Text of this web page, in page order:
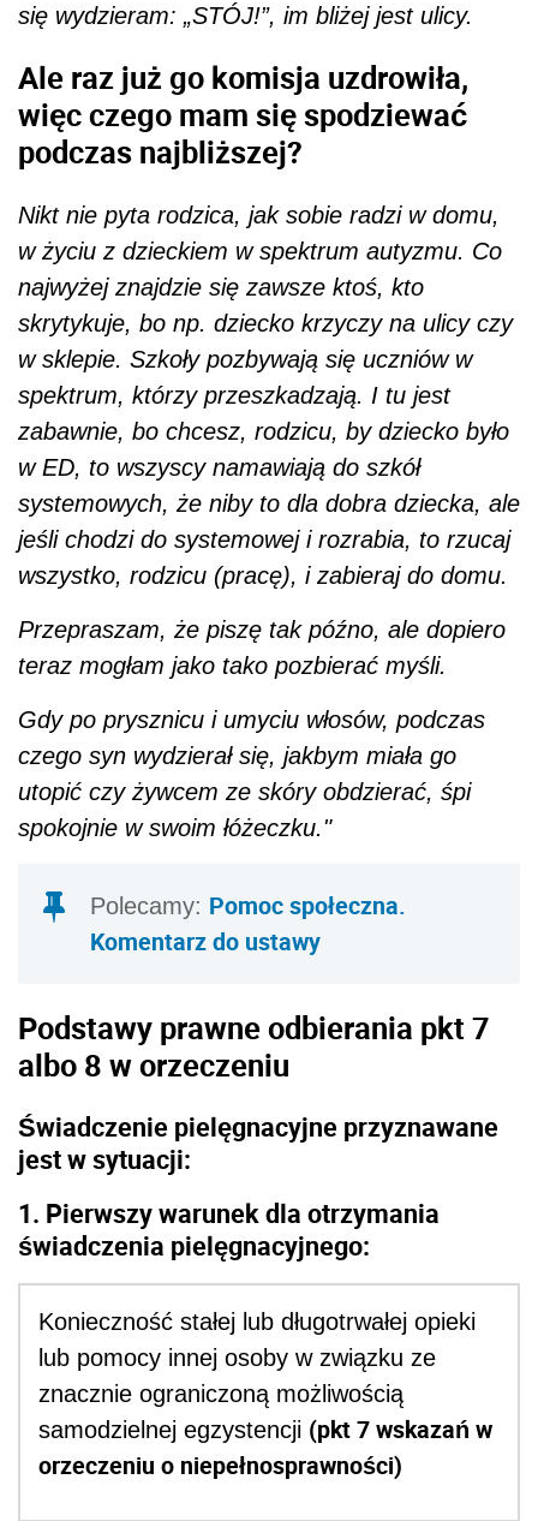
się wydzieram: „STÓJ!”, im bliżej jest ulicy.
Ale raz już go komisja uzdrowiła,
więc czego mam się spodziewać
podczas najbliższej?
Nikt nie pyta rodzica, jak sobie radzi w domu,
w życiu z dzieckiem w spektrum autyzmu. Co
najwyżej znajdzie się zawsze ktoś, kto
skrytykuje, bo np. dziecko krzyczy na ulicy czy
w sklepie. Szkoły pozbywają się uczniów w
spektrum, którzy przeszkadzają. I tu jest
zabawnie, bo chcesz, rodzicu, by dziecko było
w ED, to wszyscy namawiają do szkół
systemowych, że niby to dla dobra dziecka, ale
jeśli chodzi do systemowej i rozrabia, to rzucaj
wszystko, rodzicu (pracę), i zabieraj do domu.
Przepraszam, że piszę tak późno, ale dopiero
teraz mogłam jako tako pozbierać myśli.
Gdy po prysznicu i umyciu włosów, podczas
czego syn wydzierał się, jakbym miała go
utopić czy żywcem ze skóry obdzierać, śpi
spokojnie w swoim łóżeczku."
Polecamy: Pomoc społeczna.
Komentarz do ustawy
Podstawy prawne odbierania pkt 7
albo 8 w orzeczeniu
Świadczenie pielęgnacyjne przyznawane
jest w sytuacji:
1. Pierwszy warunek dla otrzymania
świadczenia pielęgnacyjnego:
Konieczność stałej lub długotrwałej opieki
lub pomocy innej osoby w związku ze
znacznie ograniczoną możliwością
samodzielnej egzystencji (pkt 7 wskazań w
orzeczeniu o niepełnosprawności)